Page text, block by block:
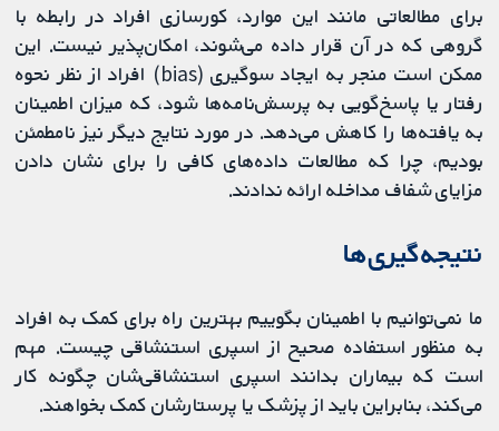
برای مطالعاتی مانند این موارد، کورسازی افراد در رابطه با
گروهی که در آن قرار داده می‌شوند، امکان‌پذیر نیست. این
ممکن است منجر به ایجاد سوگیری (bias) افراد از نظر نحوه
رفتار یا پاسخ‌گویی به پرسش‌نامه‌ها شود، که میزان اطمینان
به یافته‌ها را کاهش می‌دهد. در مورد نتایج دیگر نیز نامطمئن
بودیم، چرا که مطالعات داده‌های کافی را برای نشان دادن
مزایای شفاف مداخله ارائه ندادند.
نتیجه‌گیری‌ها
ما نمی‌توانیم با اطمینان بگوییم بهترین راه برای کمک به افراد
به منظور استفاده صحیح از اسپری استنشاقی چیست. مهم
است که بیماران بدانند اسپری استنشاقی‌شان چگونه کار
می‌کند، بنابراین باید از پزشک یا پرستارشان کمک بخواهند.